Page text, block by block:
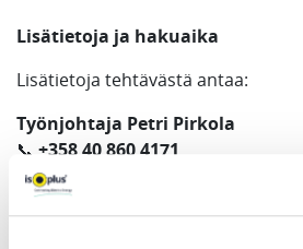
Lisätietoja ja hakuaika
Lisätietoja tehtävästä antaa:
Työnjohtaja Petri Pirkola
📞 +358 40 860 4171